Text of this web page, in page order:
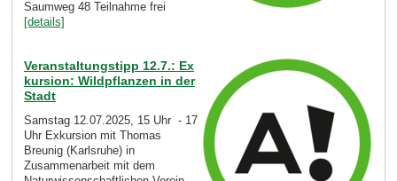
Saumweg 48 Teilnahme frei
[details]
Veranstaltungstipp 12.7.: Ex
kursion: Wildpflanzen in der
Stadt
Samstag 12.07.2025, 15 Uhr - 17
Uhr Exkursion mit Thomas
Breunig (Karlsruhe) in
Zusammenarbeit mit dem